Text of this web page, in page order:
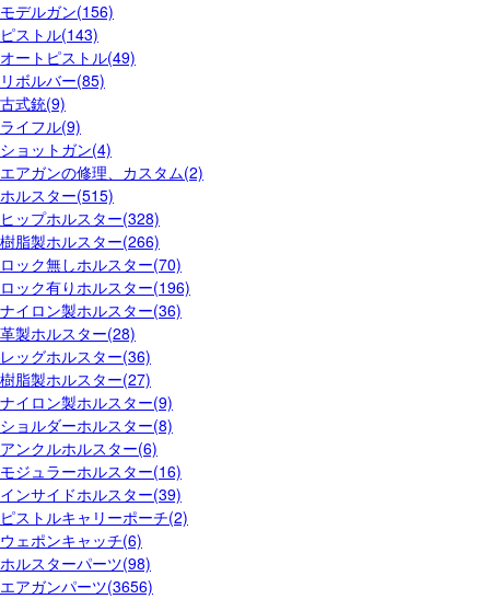
モデルガン(156)
ピストル(143)
オートピストル(49)
リボルバー(85)
古式銃(9)
ライフル(9)
ショットガン(4)
エアガンの修理、カスタム(2)
ホルスター(515)
ヒップホルスター(328)
樹脂製ホルスター(266)
ロック無しホルスター(70)
ロック有りホルスター(196)
ナイロン製ホルスター(36)
革製ホルスター(28)
レッグホルスター(36)
樹脂製ホルスター(27)
ナイロン製ホルスター(9)
ショルダーホルスター(8)
アンクルホルスター(6)
モジュラーホルスター(16)
インサイドホルスター(39)
ピストルキャリーポーチ(2)
ウェポンキャッチ(6)
ホルスターパーツ(98)
エアガンパーツ(3656)